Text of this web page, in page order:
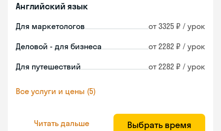
Английский язык
Для маркетологов от 3325 ₽ / урок
Деловой - для бизнеса от 2282 ₽ / урок
Для путешествий от 2282 ₽ / урок
Все услуги и цены (5)
Читать дальше Выбрать время